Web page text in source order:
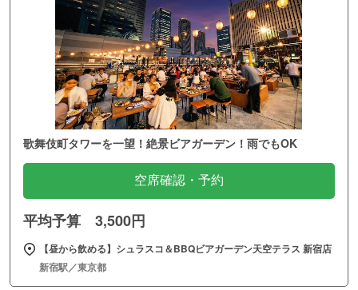
歌舞伎町タワーを一望！絶景ビアガーデン！雨でもOK
空席確認・予約
平均予算 3,500円
【昼から飲める】シュラスコ＆BBQビアガーデン天空テラス 新宿店
新宿駅／東京都